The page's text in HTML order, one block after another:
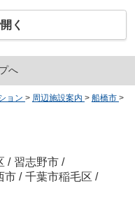
く
へ
ョン > 周辺施設案内 > 船橋市 >
/ 習志野市 /
市 / 千葉市稲毛区 /